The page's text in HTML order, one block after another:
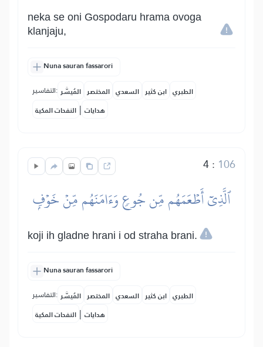
neka se oni Gospodaru hrama ovoga
klanjaju,
Nuna sauran fassarori
التفاسير: المُيسَّر المختصر السعدي ابن كثير الطبري
النفحات المكية | هدايات
4: 106
ٱلَّذِيٓ أَطۡعَمَهُم مِّن جُوعٖ وَءَامَنَهُم مِّنۡ خَوۡفِۭ
koji ih gladne hrani i od straha brani.
Nuna sauran fassarori
التفاسير: المُيسَّر المختصر السعدي ابن كثير الطبري
النفحات المكية | هدايات